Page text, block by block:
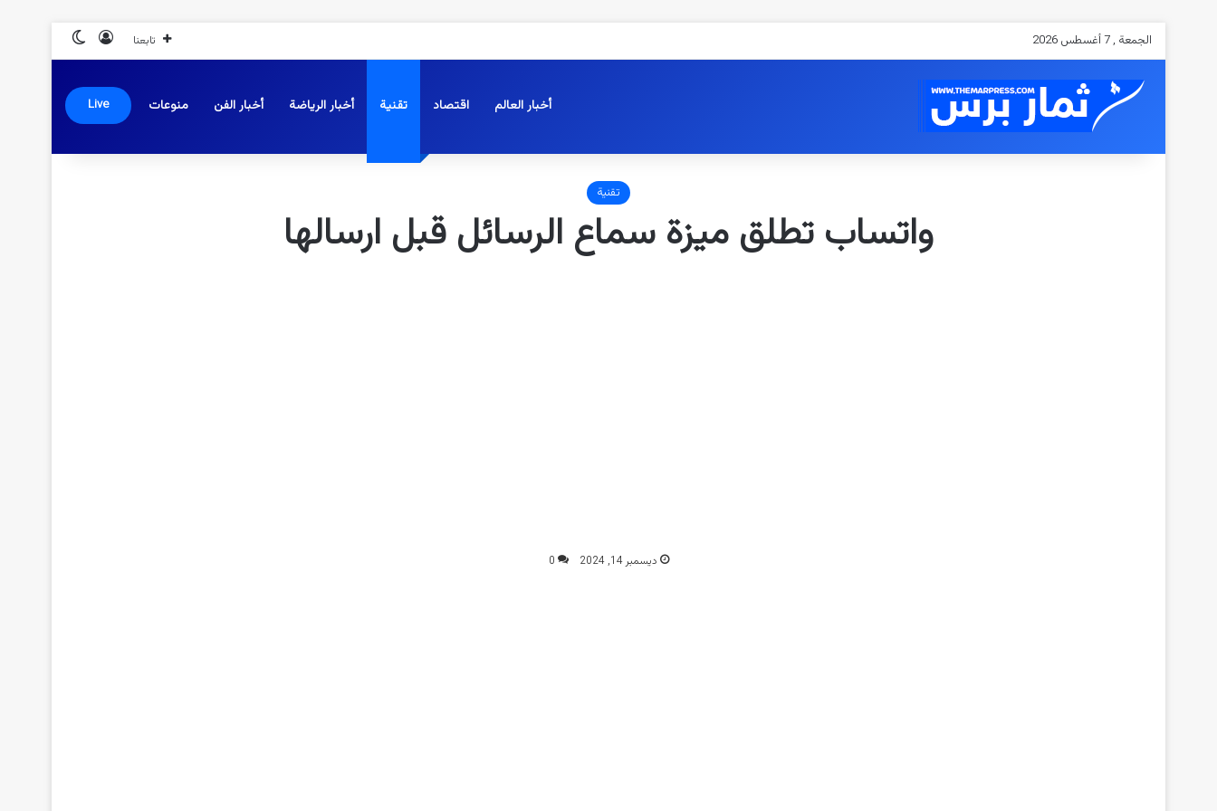
الجمعة , 7 أغسطس 2026 تابعنا تسجيل الدخول
أخبار العالم اقتصاد تقنية أخبار الرياضة أخبار الفن منوعات Live
تقنية
واتساب تطلق ميزة سماع الرسائل قبل ارسالها
ديسمبر 14, 2024 0